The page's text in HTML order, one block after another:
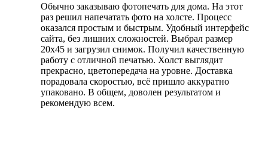
Обычно заказываю фотопечать для дома. На этот
раз решил напечатать фото на холсте. Процесс
оказался простым и быстрым. Удобный интерфейс
сайта, без лишних сложностей. Выбрал размер
20х45 и загрузил снимок. Получил качественную
работу с отличной печатью. Холст выглядит
прекрасно, цветопередача на уровне. Доставка
порадовала скоростью, всё пришло аккуратно
упаковано. В общем, доволен результатом и
рекомендую всем.